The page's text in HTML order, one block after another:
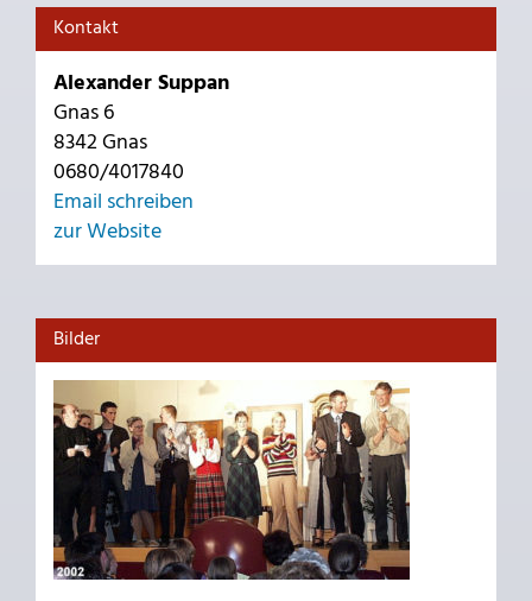
Kontakt
Alexander Suppan
Gnas 6
8342 Gnas
0680/4017840
Email schreiben
zur Website
Bilder